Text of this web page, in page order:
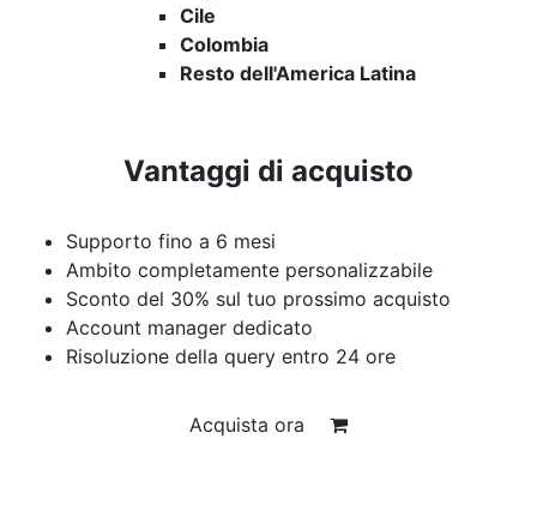
Cile
Colombia
Resto dell'America Latina
Vantaggi di acquisto
Supporto fino a 6 mesi
Ambito completamente personalizzabile
Sconto del 30% sul tuo prossimo acquisto
Account manager dedicato
Risoluzione della query entro 24 ore
Acquista ora